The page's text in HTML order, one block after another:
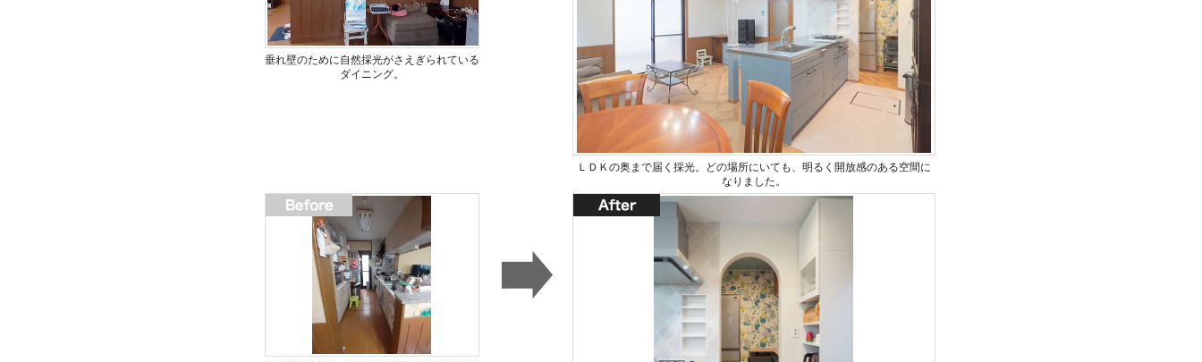
垂れ壁のために自然採光がさえぎられている
ダイニング。
ＬＤＫの奥まで届く採光。どの場所にいても、明るく開放感のある空間に
なりました。